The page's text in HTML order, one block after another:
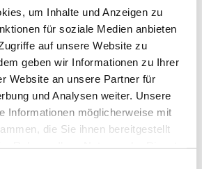
um Inhalte und Anzeigen zu
für soziale Medien anbieten
auf unsere Website zu
geben wir Informationen zu Ihrer
Website an unsere Partner für
und Analysen weiter. Unsere
Informationen möglicherweise mit
die Sie ihnen bereitgestellt